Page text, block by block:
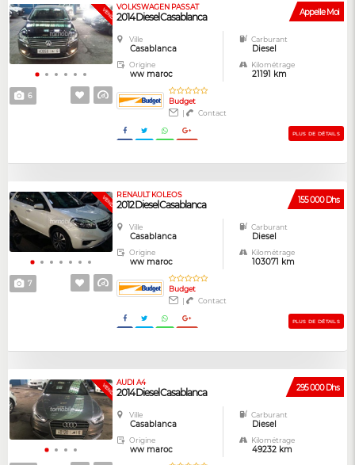
6
VENDUE Appelle Moi
VOLKSWAGEN PASSAT
2014 Diesel Casablanca
Ville
Casablanca
Carburant
Diesel
Origine
ww maroc
Kilométrage
21191 km
Budget
|
Contact
PLUS DE DÉTAILS
7
VENDUE 155 000 Dhs
RENAULT KOLEOS
2012 Diesel Casablanca
Ville
Casablanca
Carburant
Diesel
Origine
ww maroc
Kilométrage
103071 km
Budget
|
Contact
PLUS DE DÉTAILS
VENDUE 295 000 Dhs
AUDI A4
2014 Diesel Casablanca
Ville
Casablanca
Carburant
Diesel
Origine
ww maroc
Kilométrage
49232 km